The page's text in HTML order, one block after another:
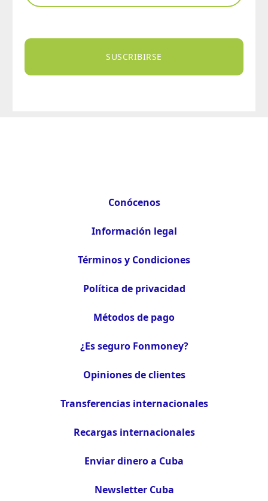
SUSCRIBIRSE
Conócenos
Información legal
Términos y Condiciones
Política de privacidad
Métodos de pago
¿Es seguro Fonmoney?
Opiniones de clientes
Transferencias internacionales
Recargas internacionales
Enviar dinero a Cuba
Newsletter Cuba